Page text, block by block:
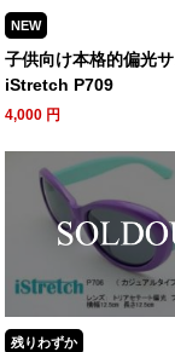
NEW
子供向け本格的偏光
iStretch P709
4,000 円
残りわずか